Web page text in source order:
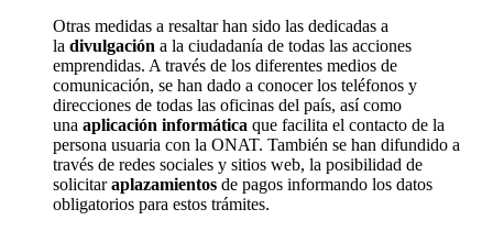
Otras medidas a resaltar han sido las dedicadas a
la divulgación a la ciudadanía de todas las acciones
emprendidas. A través de los diferentes medios de
comunicación, se han dado a conocer los teléfonos y
direcciones de todas las oficinas del país, así como
una aplicación informática que facilita el contacto de la
persona usuaria con la ONAT. También se han difundido a
través de redes sociales y sitios web, la posibilidad de
solicitaraplazamientos de pagos informando los datos
obligatorios para estos trámites.